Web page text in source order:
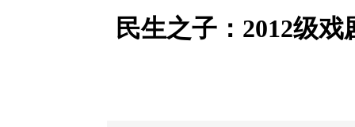
民生之子：2012级